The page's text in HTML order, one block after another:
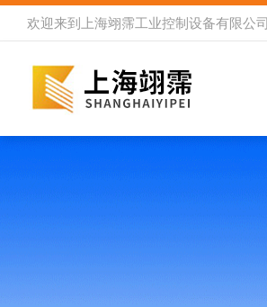
欢迎来到 上海翊霈工业控制设备有限公司